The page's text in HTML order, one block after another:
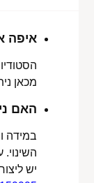
איפה
מכאן
האם
במידה
יש